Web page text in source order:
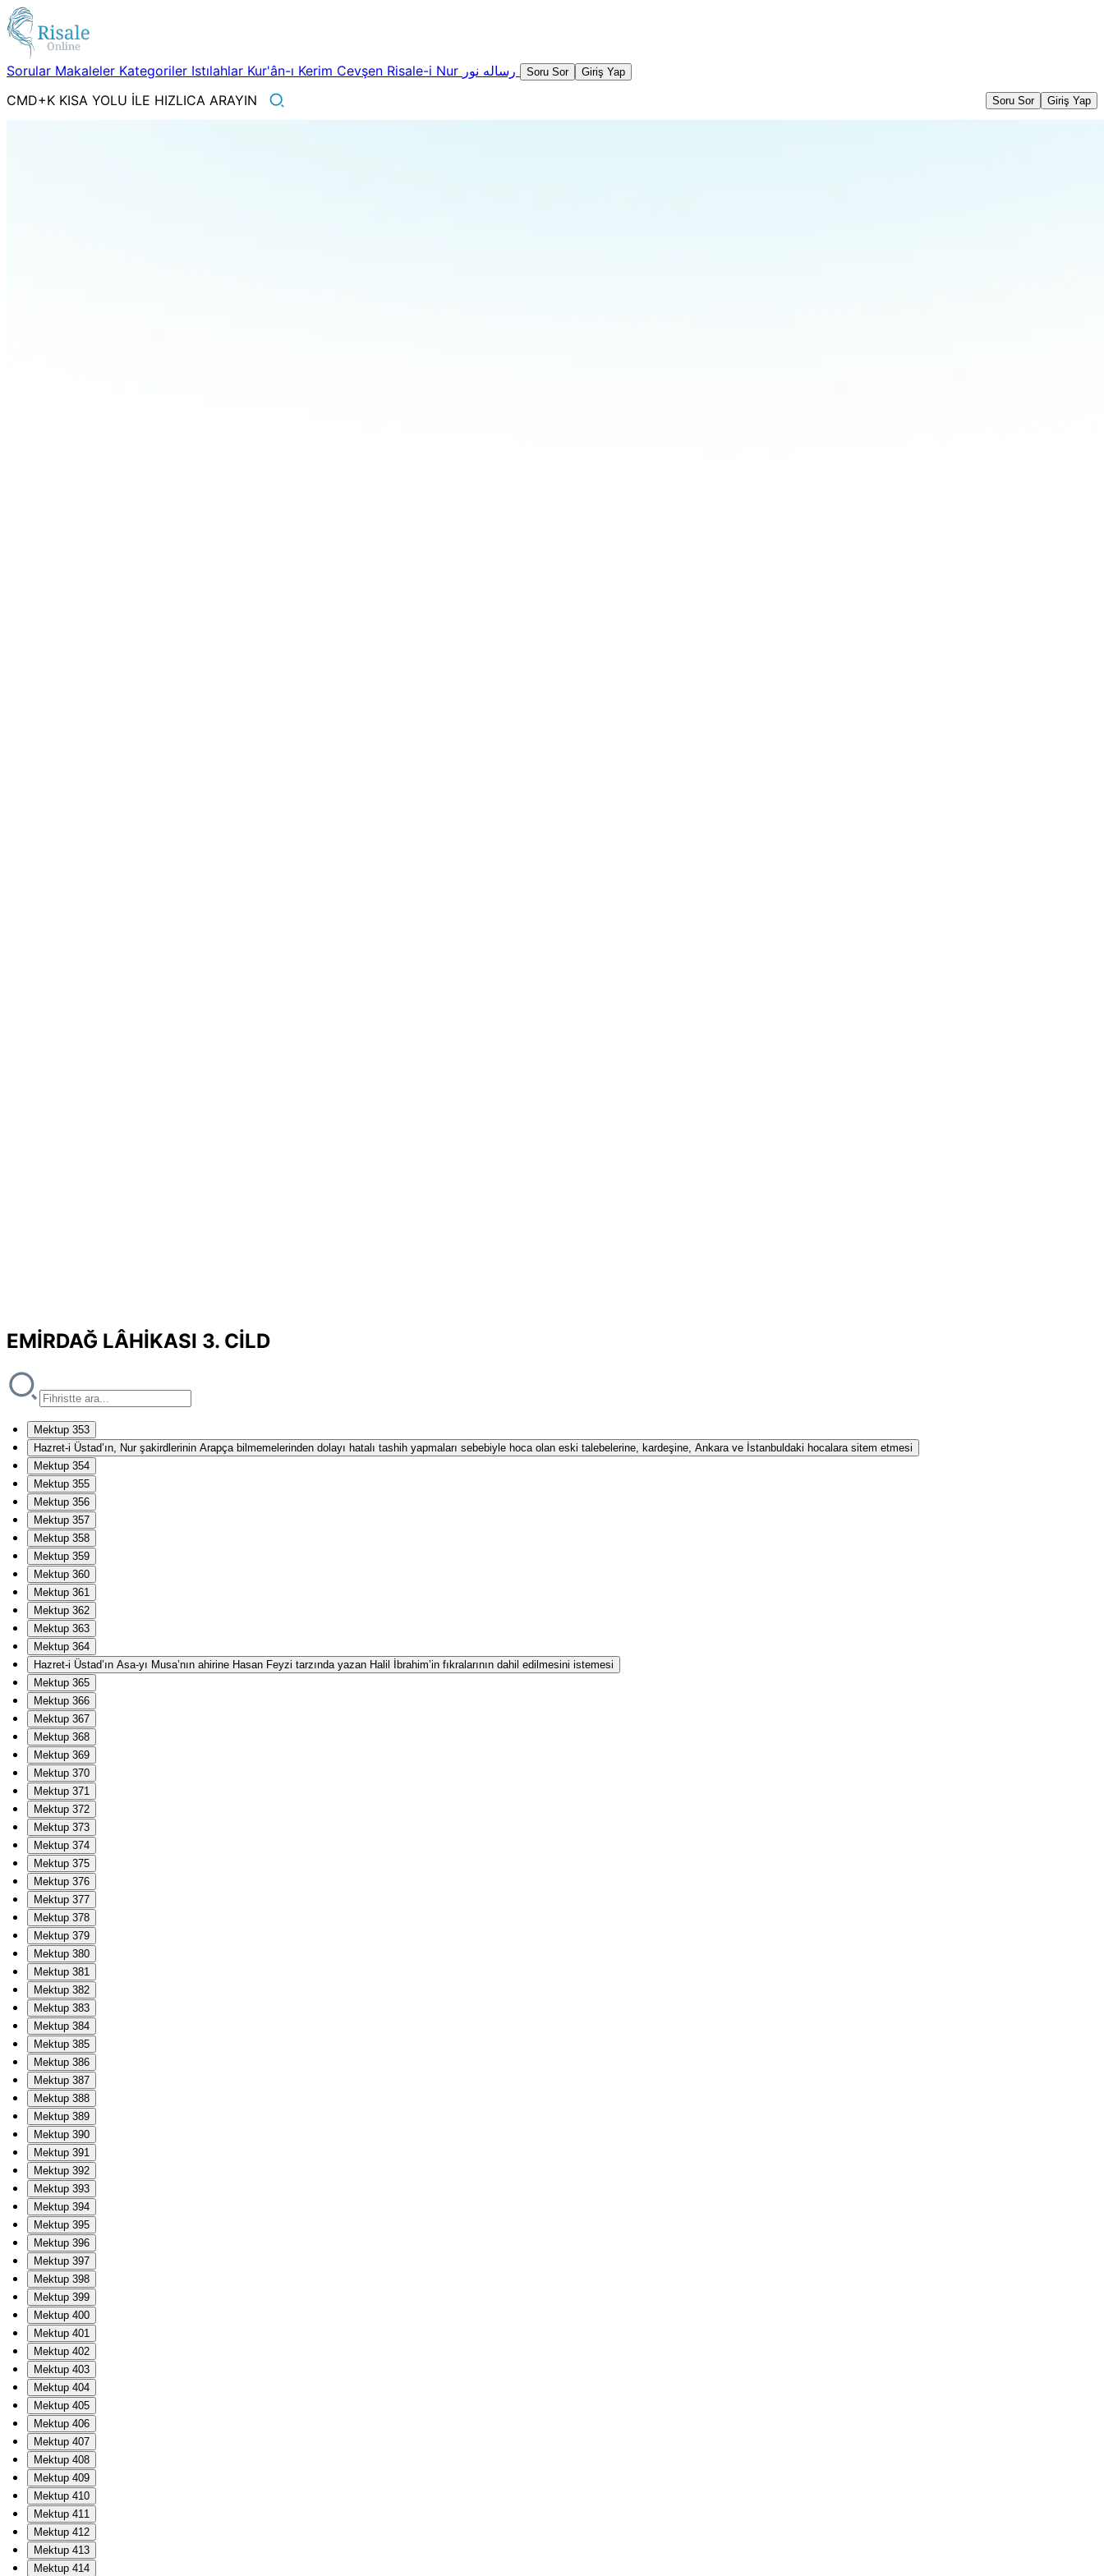
Sorular Makaleler Kategoriler Istılahlar Kur'ân-ı Kerim Cevşen Risale-i Nur Soru Sor Giriş Yap
CMD+K KISA YOLU İLE HIZLICA ARAYIN Soru Sor Giriş Yap
EMİRDAĞ LÂHİKASI 3. CİLD
Mektup 353
Hazret-i Üstad’ın, Nur şakirdlerinin Arapça bilmemelerinden dolayı hatalı tashih yapmaları sebebiyle hoca olan eski talebelerine, kardeşine, Ankara ve İstanbuldaki hocalara sitem etmesi
Mektup 354
Mektup 355
Mektup 356
Mektup 357
Mektup 358
Mektup 359
Mektup 360
Mektup 361
Mektup 362
Mektup 363
Mektup 364
Hazret-i Üstad’ın Asa-yı Musa’nın ahirine Hasan Feyzi tarzında yazan Halil İbrahim’in fıkralarının dahil edilmesini istemesi
Mektup 365
Mektup 366
Mektup 367
Mektup 368
Mektup 369
Mektup 370
Mektup 371
Mektup 372
Mektup 373
Mektup 374
Mektup 375
Mektup 376
Mektup 377
Mektup 378
Mektup 379
Mektup 380
Mektup 381
Mektup 382
Mektup 383
Mektup 384
Mektup 385
Mektup 386
Mektup 387
Mektup 388
Mektup 389
Mektup 390
Mektup 391
Mektup 392
Mektup 393
Mektup 394
Mektup 395
Mektup 396
Mektup 397
Mektup 398
Mektup 399
Mektup 400
Mektup 401
Mektup 402
Mektup 403
Mektup 404
Mektup 405
Mektup 406
Mektup 407
Mektup 408
Mektup 409
Mektup 410
Mektup 411
Mektup 412
Mektup 413
Mektup 414